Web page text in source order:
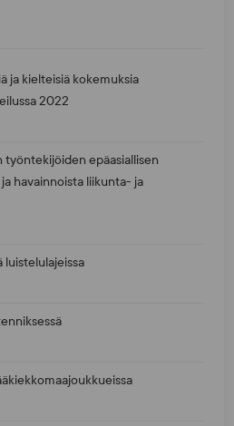
ja kielteisiä kokemuksia
2022
epäasiallisen
havainnoista liikunta- ja
luistelulajeissa